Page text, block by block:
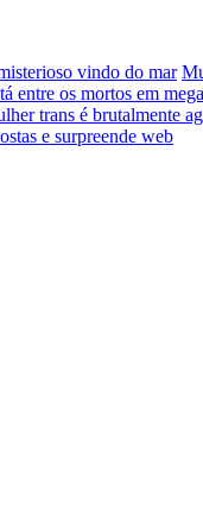
vindo do mar
entre os mortos em
trans é brutalmente
e surpreende web